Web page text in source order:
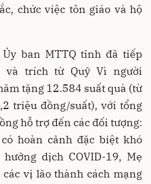
chức việc tôn giáo và hộ
ban MTTQ tỉnh đã tiếp
và trích từ Quỹ Vì người
tặng 12.584 suất quà (từ
triệu đồng/suất), với tổng
hỗ trợ đến các đối tượng:
hoàn cảnh đặc biệt khó
dịch COVID-19, Mẹ
vị lão thành cách mạng